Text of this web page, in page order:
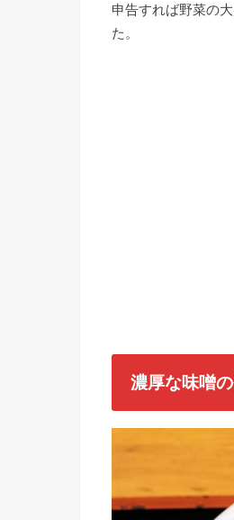
申告すれば野菜の
た。
濃厚な味噌